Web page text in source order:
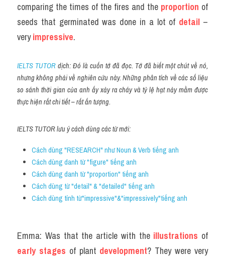
comparing the times of the fires and the proportion of
seeds that germinated was done in a lot of detail –
very impressive.
IELTS TUTOR dịch: Đó là cuốn tớ đã đọc. Tớ đã biết một chút về nó,
nhưng không phải về nghiên cứu này. Những phân tích về các số liệu
so sánh thời gian của anh ấy xảy ra cháy và tỷ lệ hạt nảy mầm được
thực hiện rất chi tiết – rất ấn tượng.
IELTS TUTOR lưu ý cách dùng các từ mới:
Cách dùng "RESEARCH" như Noun & Verb tiếng anh
Cách dùng danh từ "figure" tiếng anh
Cách dùng danh từ "proportion" tiếng anh
Cách dùng từ "detail" & "detailed" tiếng anh
Cách dùng tính từ"impressive"&"impressively"tiếng anh
Emma: Was that the article with the illustrations
early stages of plant development? They were very